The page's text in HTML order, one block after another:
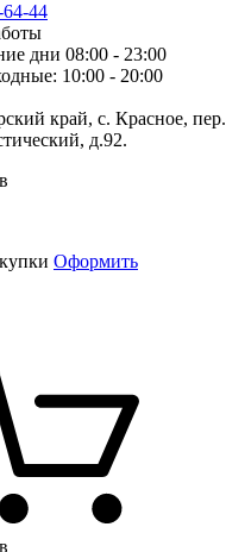
44
дни 08:00 - 23:00
10:00 - 20:00
край, с. Красное, пер.
д.92.
Оформить